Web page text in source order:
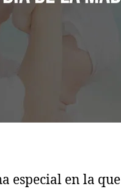
especial en la que